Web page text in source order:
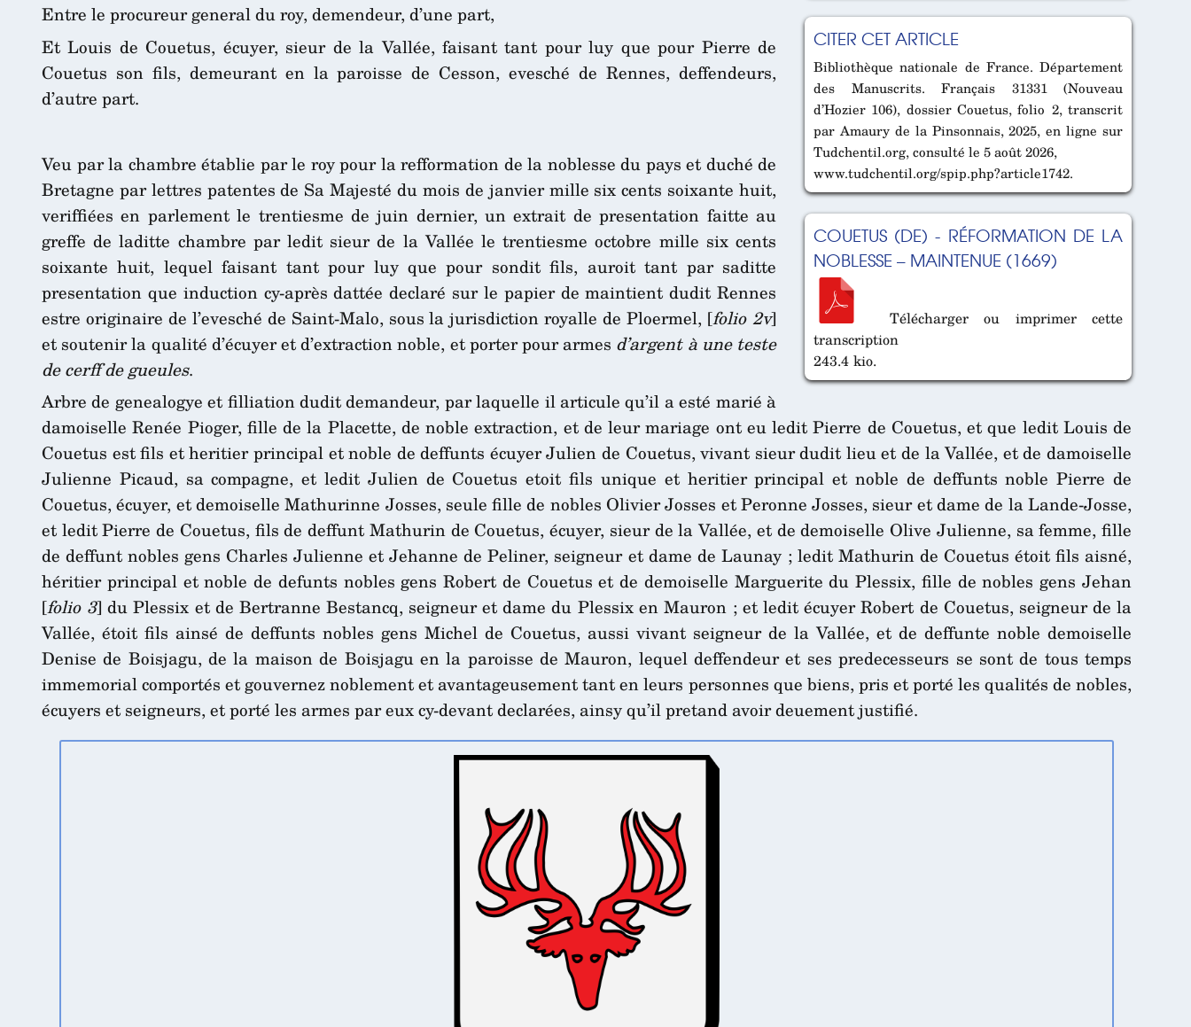
CITER CET ARTICLE
Bibliothèque nationale de France. Département
des Manuscrits. Français 31331 (Nouveau
d’Hozier 106), dossier Couetus, folio 2, transcrit
par Amaury de la Pinsonnais, 2025, en ligne sur
Tudchentil.org, consulté le 5 août 2026,
www.tudchentil.org/spip.php?article1742.
COUETUS (DE) - RÉFORMATION DE LA
NOBLESSE – MAINTENUE (1669)
Télécharger ou imprimer cette
transcription
243.4 kio.
Entre le procureur general du roy, demendeur, d’une part,
Et Louis de Couetus, écuyer, sieur de la Vallée, faisant tant pour luy que pour Pierre de
Couetus son fils, demeurant en la paroisse de Cesson, evesché de Rennes, deffendeurs,
d’autre part.
Veu par la chambre établie par le roy pour la refformation de la noblesse du pays et duché de
Bretagne par lettres patentes de Sa Majesté du mois de janvier mille six cents soixante huit,
veriffiées en parlement le trentiesme de juin dernier, un extrait de presentation faitte au
greffe de laditte chambre par ledit sieur de la Vallée le trentiesme octobre mille six cents
soixante huit, lequel faisant tant pour luy que pour sondit fils, auroit tant par saditte
presentation que induction cy-après dattée declaré sur le papier de maintient dudit Rennes
estre originaire de l’evesché de Saint-Malo, sous la jurisdiction royalle de Ploermel, [folio 2v]
et soutenir la qualité d’écuyer et d’extraction noble, et porter pour armes d’argent à une teste
de cerff de gueules.
Arbre de genealogye et filliation dudit demandeur, par laquelle il articule qu’il a esté marié à
damoiselle Renée Pioger, fille de la Placette, de noble extraction, et de leur mariage ont eu ledit Pierre de Couetus, et que ledit Louis de
Couetus est fils et heritier principal et noble de deffunts écuyer Julien de Couetus, vivant sieur dudit lieu et de la Vallée, et de damoiselle
Julienne Picaud, sa compagne, et ledit Julien de Couetus etoit fils unique et heritier principal et noble de deffunts noble Pierre de
Couetus, écuyer, et demoiselle Mathurinne Josses, seule fille de nobles Olivier Josses et Peronne Josses, sieur et dame de la Lande-Josse,
et ledit Pierre de Couetus, fils de deffunt Mathurin de Couetus, écuyer, sieur de la Vallée, et de demoiselle Olive Julienne, sa femme, fille
de deffunt nobles gens Charles Julienne et Jehanne de Peliner, seigneur et dame de Launay ; ledit Mathurin de Couetus étoit fils aisné,
héritier principal et noble de defunts nobles gens Robert de Couetus et de demoiselle Marguerite du Plessix, fille de nobles gens Jehan
[folio 3] du Plessix et de Bertranne Bestancq, seigneur et dame du Plessix en Mauron ; et ledit écuyer Robert de Couetus, seigneur de la
Vallée, étoit fils ainsé de deffunts nobles gens Michel de Couetus, aussi vivant seigneur de la Vallée, et de deffunte noble demoiselle
Denise de Boisjagu, de la maison de Boisjagu en la paroisse de Mauron, lequel deffendeur et ses predecesseurs se sont de tous temps
immemorial comportés et gouvernez noblement et avantageusement tant en leurs personnes que biens, pris et porté les qualités de nobles,
écuyers et seigneurs, et porté les armes par eux cy-devant declarées, ainsy qu’il pretand avoir deuement justifié.